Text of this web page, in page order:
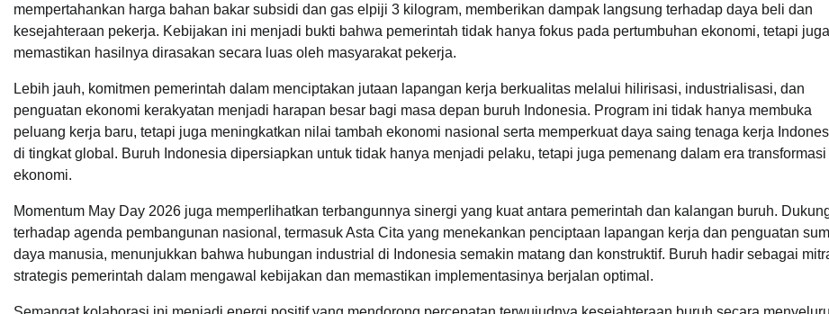
mempertahankan harga bahan bakar subsidi dan gas elpiji 3 kilogram, memberikan dampak langsung terhadap daya beli dan
kesejahteraan pekerja. Kebijakan ini menjadi bukti bahwa pemerintah tidak hanya fokus pada pertumbuhan ekonomi, tetapi juga
memastikan hasilnya dirasakan secara luas oleh masyarakat pekerja.
Lebih jauh, komitmen pemerintah dalam menciptakan jutaan lapangan kerja berkualitas melalui hilirisasi, industrialisasi, dan
penguatan ekonomi kerakyatan menjadi harapan besar bagi masa depan buruh Indonesia. Program ini tidak hanya membuka
peluang kerja baru, tetapi juga meningkatkan nilai tambah ekonomi nasional serta memperkuat daya saing tenaga kerja
di tingkat global. Buruh Indonesia dipersiapkan untuk tidak hanya menjadi pelaku, tetapi juga pemenang dalam era transformasi
ekonomi.
Momentum May Day 2026 juga memperlihatkan terbangunnya sinergi yang kuat antara pemerintah dan kalangan buruh.
terhadap agenda pembangunan nasional, termasuk Asta Cita yang menekankan penciptaan lapangan kerja dan penguatan
daya manusia, menunjukkan bahwa hubungan industrial di Indonesia semakin matang dan konstruktif. Buruh hadir sebagai
strategis pemerintah dalam mengawal kebijakan dan memastikan implementasinya berjalan optimal.